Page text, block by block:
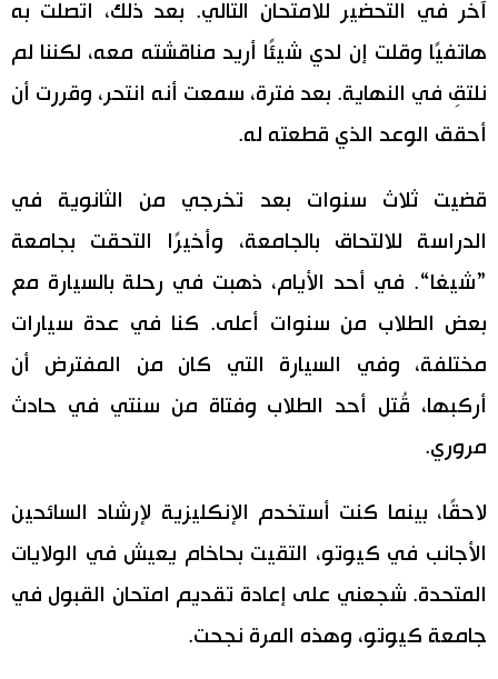
آخر في التحضير للامتحان التالي. بعد ذلك، اتصلت به
هاتفيًا وقلت إن لدي شيئًا أريد مناقشته معه، لكننا لم
نلتقِ في النهاية. بعد فترة، سمعت أنه انتحر، وقررت أن
أحقق الوعد الذي قطعته له.
قضيت ثلاث سنوات بعد تخرجي من الثانوية في
الدراسة للالتحاق بالجامعة، وأخيرًا التحقت بجامعة
”شيغا“. في أحد الأيام، ذهبت في رحلة بالسيارة مع
بعض الطلاب من سنوات أعلى. كنا في عدة سيارات
مختلفة، وفي السيارة التي كان من المفترض أن
أركبها، قُتل أحد الطلاب وفتاة من سنتي في حادث
مروري.
لاحقًا، بينما كنت أستخدم الإنكليزية لإرشاد السائحين
الأجانب في كيوتو، التقيت بحاخام يعيش في الولايات
المتحدة. شجعني على إعادة تقديم امتحان القبول في
جامعة كيوتو، وهذه المرة نجحت.